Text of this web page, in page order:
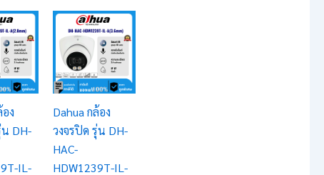
ง
DH-
IL-
Dahua กล้อง
วงจรปิด รุ่น DH-
HAC-
HDW1239T-IL-